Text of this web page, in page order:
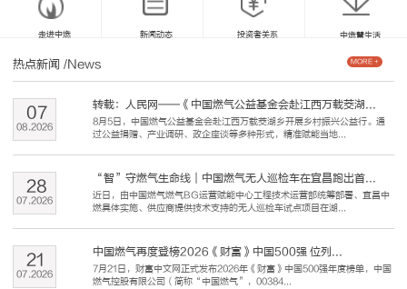
走进中燃 新闻动态 投资者关系 中燃慧生活
热点新闻 /News
转载：人民网——《中国燃气公益基金会赴江西万载茭湖...
8月5日，中国燃气公益基金会赴江西万载茭湖乡开展乡村振兴公益行。通
过公益捐赠、产业调研、政企座谈等多种形式，精准赋能当地...
08.2026
07
“智”守燃气生命线｜中国燃气无人巡检车在宜昌跑出首...
近日，由中国燃气燃气BG运营赋能中心工程技术运营部统筹部署、宜昌中
燃具体实施、供应商提供技术支持的无人巡检车试点项目在湖...
07.2026
28
中国燃气再度登榜2026《财富》中国500强 位列...
7月21日，财富中文网正式发布2026年《财富》中国500强年度榜单，中国
燃气控股有限公司（简称“中国燃气”，00384...
07.2026
21
MORE +